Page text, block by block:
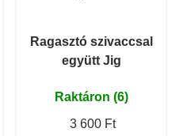
Ragasztó szivaccsal
együtt Jig
Raktáron (6)
3 600 Ft